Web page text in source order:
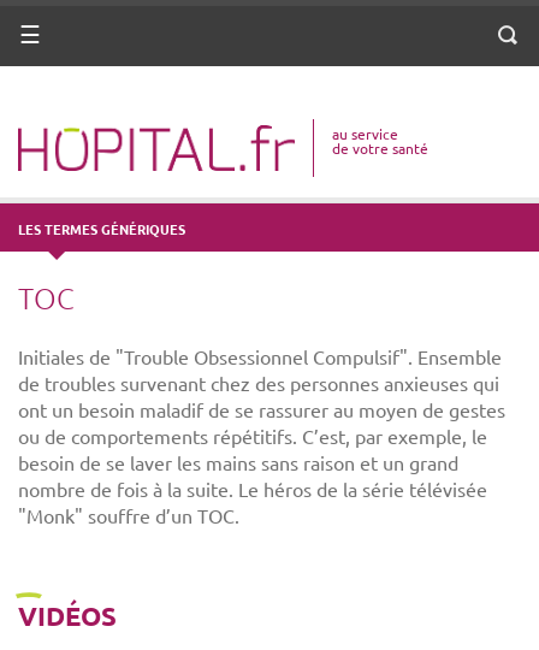
ANNUAIRE
VOTRE SANTÉ
DROITS & DÉMARCHES
MISSIONS
MÉTIERS
Menu
au service
de votre santé
LES TERMES GÉNÉRIQUES
TOC
Initiales de "Trouble Obsessionnel Compulsif". Ensemble
de troubles survenant chez des personnes anxieuses qui
ont un besoin maladif de se rassurer au moyen de gestes
ou de comportements répétitifs. C’est, par exemple, le
besoin de se laver les mains sans raison et un grand
nombre de fois à la suite. Le héros de la série télévisée
"Monk" souffre d’un TOC.
VIDÉOS